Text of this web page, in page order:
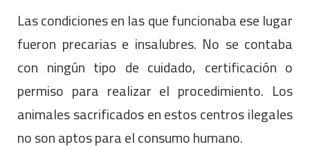
Las condiciones en las que funcionaba ese lugar
fueron precarias e insalubres. No se contaba
con ningún tipo de cuidado, certificación o
permiso para realizar el procedimiento. Los
animales sacrificados en estos centros ilegales
no son aptos para el consumo humano.